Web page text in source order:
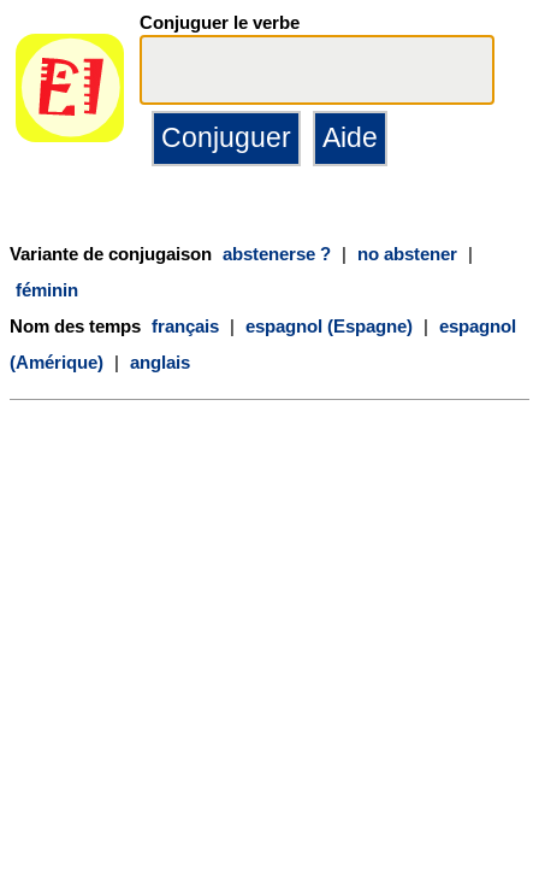
Conjuguer le verbe
Variante de conjugaison abstenerse ? | no abstener |
féminin
Nom des temps français | espagnol (Espagne) | espagnol
(Amérique) | anglais